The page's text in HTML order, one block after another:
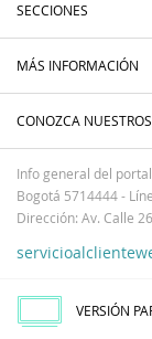
SECCIONES
MÁS INFORMACIÓN
CONOZCA
Info general del
Bogotá 5714444 -
Dirección: Av. Calle
VERSIÓN